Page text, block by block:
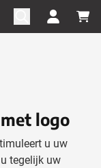
logo
u uw
tegelijk uw